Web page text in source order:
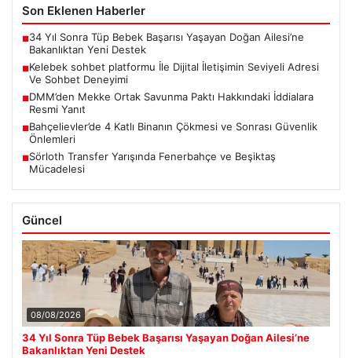
Son Eklenen Haberler
■34 Yıl Sonra Tüp Bebek Başarısı Yaşayan Doğan Ailesi’ne
Bakanlıktan Yeni Destek
■Kelebek sohbet platformu İle Dijital İletişimin Seviyeli Adresi
Ve Sohbet Deneyimi
■DMM’den Mekke Ortak Savunma Paktı Hakkındaki İddialara
Resmi Yanıt
■Bahçelievler’de 4 Katlı Binanın Çökmesi ve Sonrası Güvenlik
Önlemleri
■Sörloth Transfer Yarışında Fenerbahçe ve Beşiktaş
Mücadelesi
Güncel
08/08/2026
34 Yıl Sonra Tüp Bebek Başarısı Yaşayan Doğan Ailesi’ne
Bakanlıktan Yeni Destek